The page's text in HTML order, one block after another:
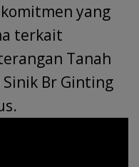
yang
terkait
Tanah
Br Ginting